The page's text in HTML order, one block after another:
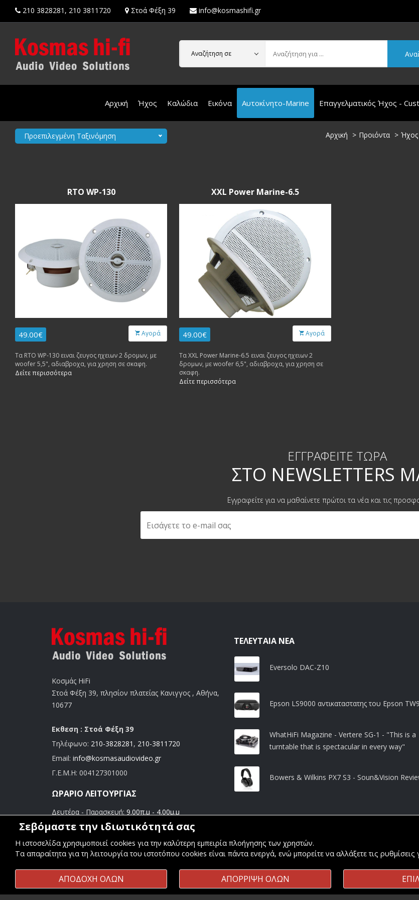
210 3828281 , 210 3811720 Στοά Φέξη 39 info@kosmashifi.gr
Αναζήτηση σε
Αρχική Ήχος Καλώδια Εικόνα Αυτοκίνητο-Marine Επαγγελματικός Ήχος -
Προεπιλεγμένη Ταξινόμηση Αρχική Προιόντα
RTO WP-130
49.00€ Αγορά
Τα RTO WP-130 ειναι ζευγος ηχειων 2 δρομων, με
woofer 5,5", αδιαβροχα, για χρηση σε σκαφη.
Δείτε περισσότερα
XXL Power Marine-6.5
49.00€ Αγορά
Τα XXL Power Marine-6.5 ειναι ζευγος ηχειων 2
δρομων, με woofer 6,5", αδιαβροχα, για χρηση σε
σκαφη.
Δείτε περισσότερα
ΕΓΓΡΑΦΕΊΤΕ ΤΏΡΑ
ΣΤΟ NEWSLETTERS
Εγγραφείτε για να μαθαίνετε πρώτοι τα νέα και τις
Κοσμάς HiFi
Στοά Φέξη 39, πλησίον πλατείας Κανιγγος , Αθήνα,
10677
Εκθεση : Στοά Φέξη 39
Τηλέφωνο: 210-3828281 , 210-3811720
Email: info@kosmasaudiovideo.gr
Γ.Ε.Μ.Η: 004127301000
ΩΡΆΡΙΟ ΛΕΙΤΟΥΡΓΊΑΣ
Δευτέρα - Παρασκευή: 9.00π.μ - 4.00μ.μ
Σάββατο:9.00π.μ - 3.00μ.μ
ΤΕΛΕΥΤΑΊΑ ΝΈΑ
Eversolo DAC-Z10
Epson LS9000 αντικαταστατης του Epson
WhatHiFi Magazine - Vertere SG-1 - "This is a
turntable that is spectacular in every way"
Bowers & Wilkins PX7 S3 - Soun&Vision
Copyright ©Κοσμάς Audio Video. All Rights Reserved
Σεβόμαστε την ιδιωτικότητά σας
Η ιστοσελίδα χρησιμοποιεί cookies για την καλύτερη εμπειρία πλοήγησης των χρηστών.
Τα απαραίτητα για τη λειτουργία του ιστοτόπου cookies είναι πάντα ενεργά, ενώ μπορείτε να αλλάξετε τις
ΑΠΟΔΟΧΗ ΟΛΩΝ ΑΠΟΡΡΙΨΗ ΟΛΩΝ